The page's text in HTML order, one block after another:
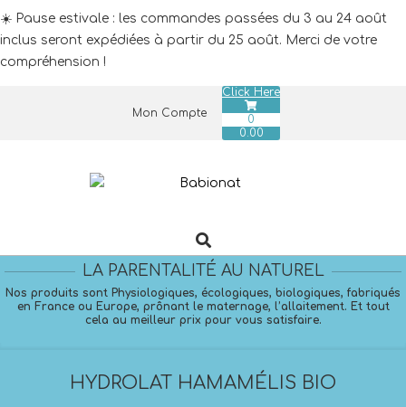
☀️ Pause estivale : les commandes passées du 3 au 24 août
inclus seront expédiées à partir du 25 août. Merci de votre
compréhension !
Mon Compte
Click Here
0
0.00
Navigation
Search
LA PARENTALITÉ AU NATUREL
Nos produits sont Physiologiques, écologiques, biologiques, fabriqués
en France ou Europe, prônant le maternage, l’allaitement. Et tout
cela au meilleur prix pour vous satisfaire.
HYDROLAT HAMAMÉLIS BIO